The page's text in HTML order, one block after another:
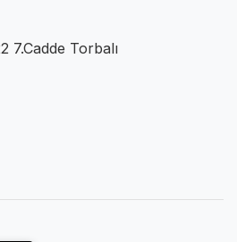
7.Cadde Torbalı